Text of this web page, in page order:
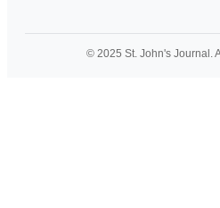
© 2025 St. John's Journal.